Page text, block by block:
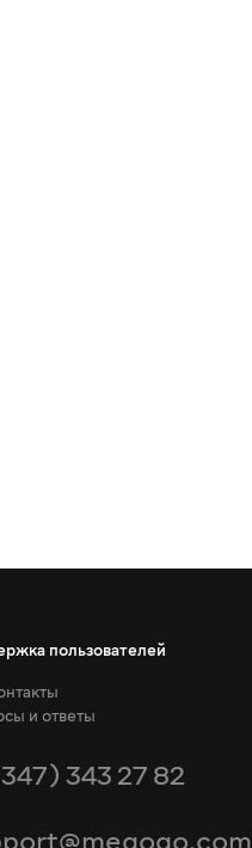
пользователей
и ответы
343 27 82